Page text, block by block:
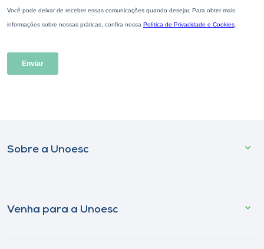
Sobre a Unoesc
Venha para a Unoesc